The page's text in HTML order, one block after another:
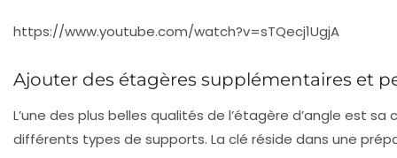
https://www.youtube.com/watch?v=sTQecj1UgjA
Ajouter des étagères supplémentaires et
L’une des plus belles qualités de l’étagère d’angle est
différents types de supports. La clé réside dans une